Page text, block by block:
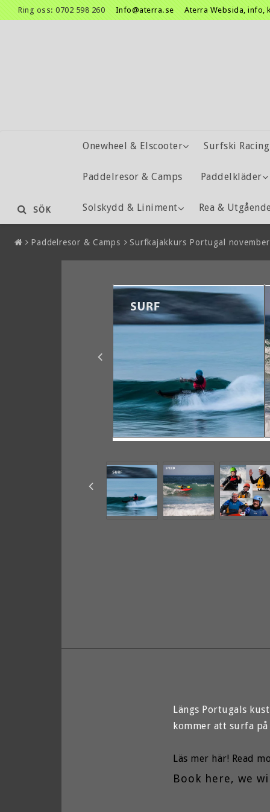
Ring oss: 0702 598 260 Info@aterra.se Aterra Websida, info,
Onewheel & Elscooter Surfski
Paddelresor & Camps Paddelkläder
Solskydd & Liniment Rea & Utgående
SÖK
Paddelresor & Camps Surfkajakkurs Portugal
Längs Portugals
kommer att surfa
Läs mer här! Read
Book here, we